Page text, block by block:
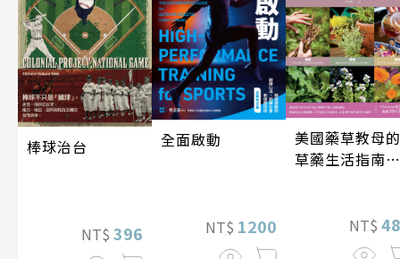
棒球治台
NT$ 396
全面啟動
NT$ 1200
美國藥草教母的
草藥生活指南
NT$